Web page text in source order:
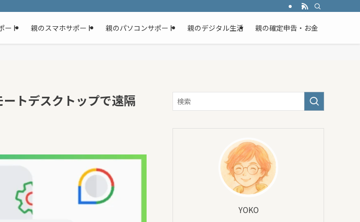
ート 親のスマホサポート 親のパソコンサポート 親のデジタル生活 親の確定申告・お金
トデスクトップで遠隔
YOKO